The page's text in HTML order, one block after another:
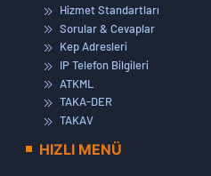
Hizmet Standartları
Sorular & Cevaplar
Kep Adresleri
IP Telefon Bilgileri
ATKML
TAKA-DER
TAKAV
HIZLI MENÜ